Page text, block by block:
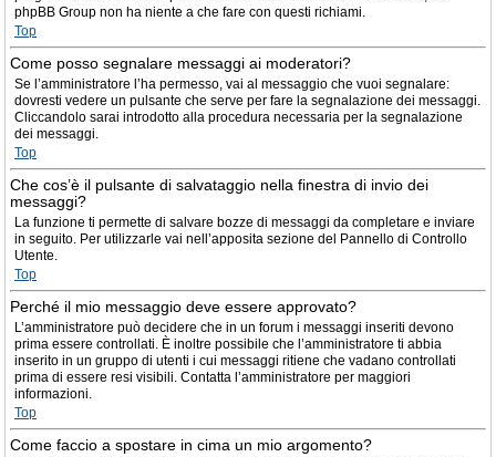
phpBB Group non ha niente a che fare con questi richiami.
Top
Come posso segnalare messaggi ai moderatori?
Se l’amministratore l’ha permesso, vai al messaggio che vuoi segnalare:
dovresti vedere un pulsante che serve per fare la segnalazione dei messaggi.
Cliccandolo sarai introdotto alla procedura necessaria per la segnalazione
dei messaggi.
Top
Che cos’è il pulsante di salvataggio nella finestra di invio dei
messaggi?
La funzione ti permette di salvare bozze di messaggi da completare e inviare
in seguito. Per utilizzarle vai nell’apposita sezione del Pannello di Controllo
Utente.
Top
Perché il mio messaggio deve essere approvato?
L’amministratore può decidere che in un forum i messaggi inseriti devono
prima essere controllati. È inoltre possibile che l’amministratore ti abbia
inserito in un gruppo di utenti i cui messaggi ritiene che vadano controllati
prima di essere resi visibili. Contatta l’amministratore per maggiori
informazioni.
Top
Come faccio a spostare in cima un mio argomento?